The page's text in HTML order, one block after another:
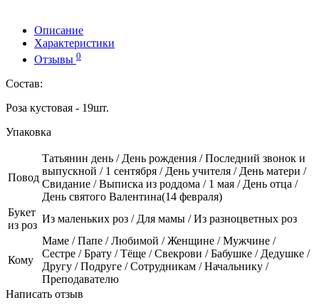
Описание
Характеристики
Отзывы 0
Состав:
Роза кустовая - 19шт.
Упаковка
Повод
Татьянин день / День рождения / Последний звонок и
выпускной / 1 сентября / День учителя / День матери /
Свидание / Выписка из роддома / 1 мая / День отца /
День святого Валентина(14 февраля)
Букет
из роз
Из маленьких роз / Для мамы / Из разноцветных роз
Кому
Маме / Папе / Любимой / Женщине / Мужчине /
Сестре / Брату / Тёще / Свекрови / Бабушке / Дедушке /
Другу / Подруге / Сотрудникам / Начальнику /
Преподавателю
Написать отзыв